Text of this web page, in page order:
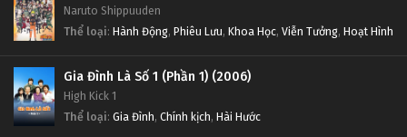
Naruto Shippuuden
Thể loại: Hành Động, Phiêu Lưu, Khoa Học, Viễn Tưởng, Hoạt Hình
Gia Đình Là Số 1 (Phần 1) (2006)
High Kick 1
Thể loại: Gia Đình, Chính kịch, Hài Hước